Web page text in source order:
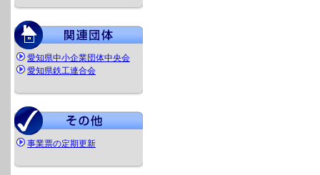
愛知県中小企業団体中央会
愛知県鉄工連合会
事業票の定期更新